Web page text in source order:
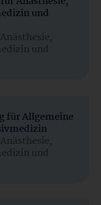
und
und
für Allgemeine
und